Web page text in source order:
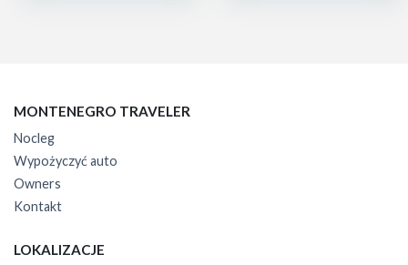
MONTENEGRO TRAVELER
Nocleg
Wypożyczyć auto
Owners
Kontakt
LOKALIZACJE